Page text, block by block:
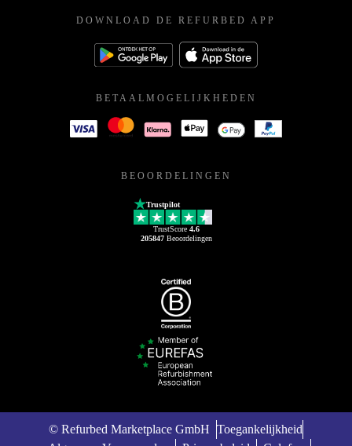
DOWNLOAD DE REFURBED APP
BETAALMOGELIJKHEDEN
BEOORDELINGEN
Trustpilot
TrustScore 4.6
205847Beoordelingen
© Refurbed Marketplace GmbH Toegankelijkheid